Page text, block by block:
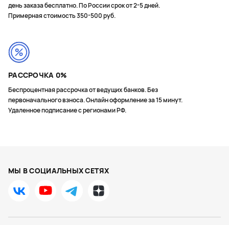
день заказа бесплатно. По России срок от 2-5 дней.
Примерная стоимость 350-500 руб.
РАССРОЧКА 0%
Беспроцентная рассрочка от ведущих банков. Без
первоначального взноса. Онлайн оформление за 15 минут.
Удаленное подписание с регионами РФ.
МЫ В СОЦИАЛЬНЫХ СЕТЯХ